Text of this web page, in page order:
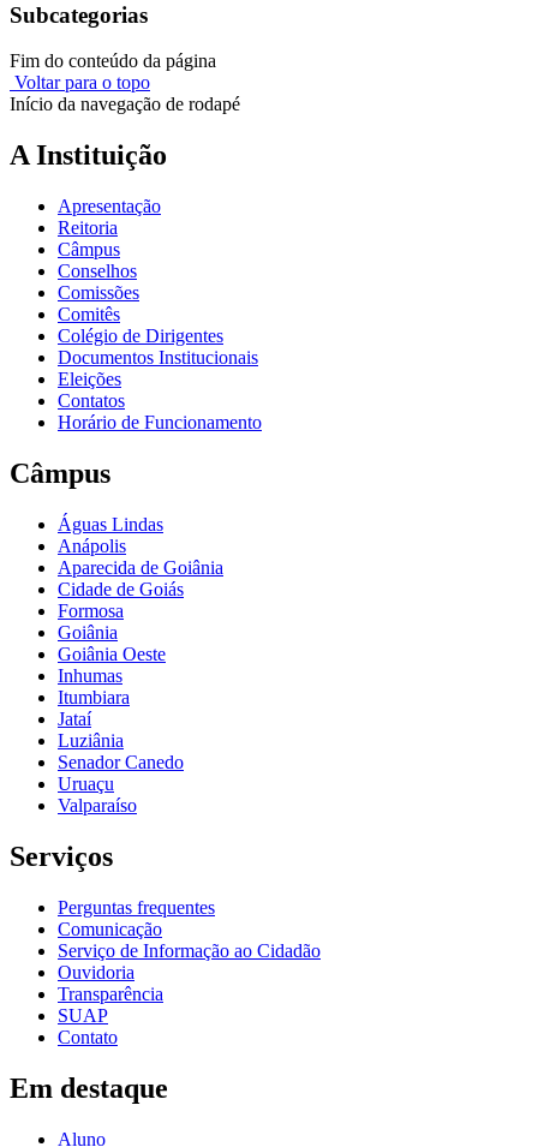
Subcategorias
Fim do conteúdo da página
Voltar para o topo
Início da navegação de rodapé
A Instituição
Apresentação
Reitoria
Câmpus
Conselhos
Comissões
Comitês
Colégio de Dirigentes
Documentos Institucionais
Eleições
Contatos
Horário de Funcionamento
Câmpus
Águas Lindas
Anápolis
Aparecida de Goiânia
Cidade de Goiás
Formosa
Goiânia
Goiânia Oeste
Inhumas
Itumbiara
Jataí
Luziânia
Senador Canedo
Uruaçu
Valparaíso
Serviços
Perguntas frequentes
Comunicação
Serviço de Informação ao Cidadão
Ouvidoria
Transparência
SUAP
Contato
Em destaque
Aluno